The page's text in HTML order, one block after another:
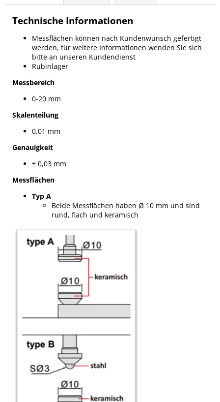
Technische Informationen
Messflächen können nach Kundenwunsch gefertigt
werden, für weitere Informationen wenden Sie sich
bitte an unseren Kundendienst
Rubinlager
Messbereich
0-20 mm
Skalenteilung
0,01 mm
Genauigkeit
± 0,03 mm
Messflächen
Typ A
Beide Messflächen haben Ø 10 mm und sind
rund, flach und keramisch